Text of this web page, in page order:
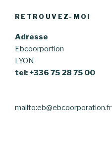
RETROUVEZ-MOI
Adresse
Ebcoorportion
LYON
tel: +336 75 28 75 00
mailto:eb@ebcoorporation.fr